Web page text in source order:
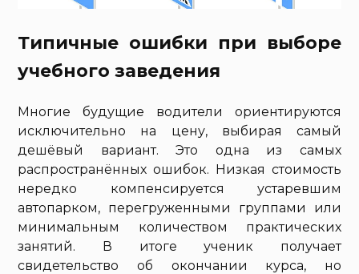
Типичные ошибки при выборе
учебного заведения
Многие будущие водители ориентируются
исключительно на цену, выбирая самый
дешёвый вариант. Это одна из самых
распространённых ошибок. Низкая стоимость
нередко компенсируется устаревшим
автопарком, перегруженными группами или
минимальным количеством практических
занятий. В итоге ученик получает
свидетельство об окончании курса, но